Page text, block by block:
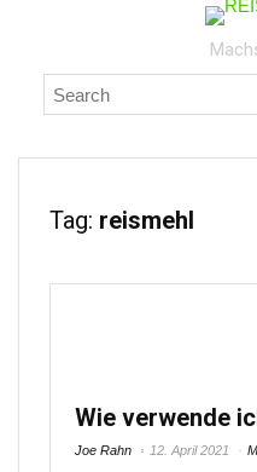
Tag: reismehl
Wie verwende
Joe Rahn 12. April 2021